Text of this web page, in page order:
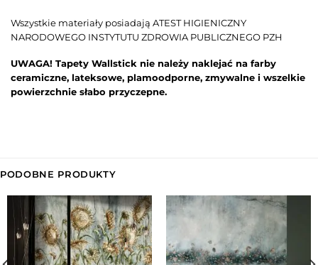
Wszystkie materiały posiadają ATEST HIGIENICZNY
NARODOWEGO INSTYTUTU ZDROWIA PUBLICZNEGO PZH
UWAGA! Tapety Wallstick nie należy naklejać na farby
ceramiczne, lateksowe, plamoodporne, zmywalne i wszelkie
powierzchnie słabo przyczepne.
PODOBNE PRODUKTY